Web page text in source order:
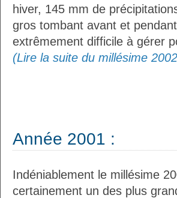
hiver, 145 mm de
gros tombant avant et
extrêmement difficile à gérer
(Lire la suite du millésime
Année 2001 :
Indéniablement le millésime
certainement un des plus